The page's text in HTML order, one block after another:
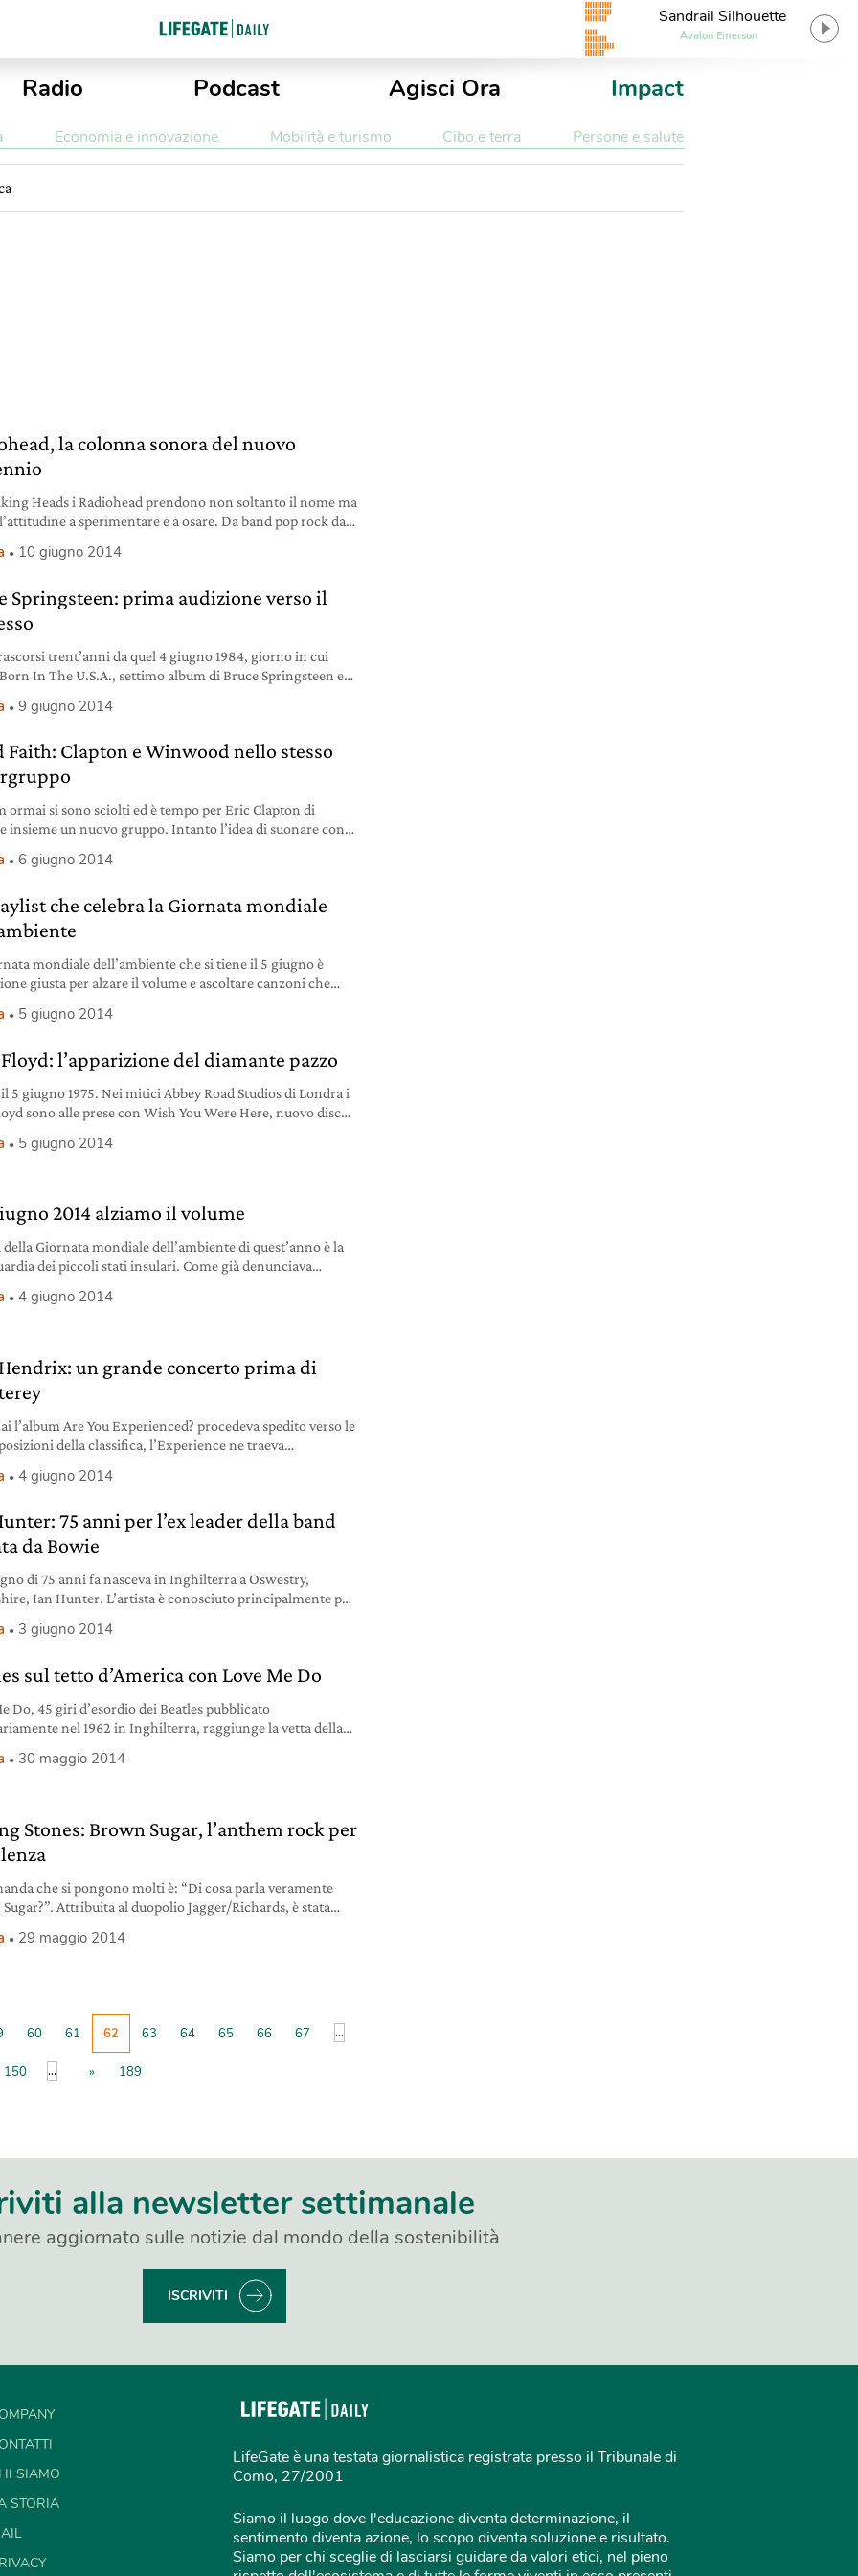
Sandrail Silhouette
Avalon Emerson
Radio Podcast Agisci Ora Impact
Economia e innovazione Mobilità e turismo Cibo e terra Persone e salute
la colonna sonora del nuovo
Heads i Radiohead prendono non soltanto il nome ma
a sperimentare e a osare. Da band pop rock dai
assoluti di una svolta clamorosa, ossia quella
coraggio in
10 giugno 2014
Springsteen: prima audizione verso il
trent’anni da quel 4 giugno 1984, giorno in cui
In The U.S.A., settimo album di Bruce Springsteen e
soltanto negli Stati Uniti. Ormai nessuno può fermare il
9 giugno 2014
Faith: Clapton e Winwood nello stesso
ormai si sono sciolti ed è tempo per Eric Clapton di
insieme un nuovo gruppo. Intanto l’idea di suonare con
già avviati con Steve Winwood, il polistrumentista enfant
6 giugno 2014
che celebra la Giornata mondiale
mondiale dell’ambiente che si tiene il 5 giugno è
giusta per alzare il volume e ascoltare canzoni che
5 giugno 2014
l’apparizione del diamante pazzo
5 giugno 1975. Nei mitici Abbey Road Studios di Londra i
sono alle prese con Wish You Were Here, nuovo disco
Diamond”: “Splendi diamante pazzo”. È questo il titolo
5 giugno 2014
2014 alziamo il volume
della Giornata mondiale dell’ambiente di quest’anno è la
dei piccoli stati insulari. Come già denunciava
futuro decine di isole e atolli potrebbero scomparire ed
4 giugno 2014
un grande concerto prima di
l’album Are You Experienced? procedeva spedito verso le
della classifica, l’Experience ne traeva
Impossibile poi per qualsiasi organizzatore di eventi
poi, se in America stanno organizzando un grande
quello di Monterey.
4 giugno 2014
75 anni per l’ex leader della band
da Bowie
di 75 anni fa nasceva in Inghilterra a Oswestry,
Ian Hunter. L’artista è conosciuto principalmente per
’60 e la prima metà degli anni ’70. Un’avventura
3 giugno 2014
sul tetto d’America con Love Me Do
Do, 45 giri d’esordio dei Beatles pubblicato
nel 1962 in Inghilterra, raggiunge la vetta della
l’America e danno così il via alla British Invasion. Il
30 maggio 2014
Stones: Brown Sugar, l’anthem rock per
che si pongono molti è: “Di cosa parla veramente
Attribuita al duopolio Jagger/Richards, è stata
Kelly. Secondo il critico americano Richie Unterberger il
29 maggio 2014
60 61 62 63 64 65 66 67 ...
150 ... » 189
alla newsletter settimanale
aggiornato sulle notizie dal mondo della sostenibilità
ISCRIVITI
SIAMO
STORIA
LifeGate è una testata giornalistica registrata presso il Tribunale di
Como, 27/2001
Siamo il luogo dove l'educazione diventa determinazione, il
sentimento diventa azione, lo scopo diventa soluzione e risultato.
Siamo per chi sceglie di lasciarsi guidare da valori etici, nel pieno